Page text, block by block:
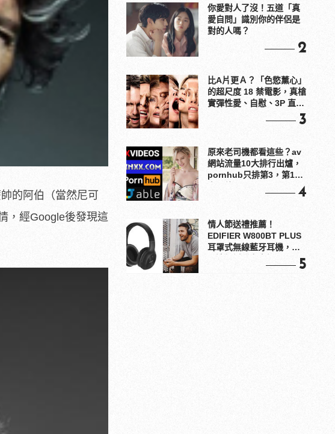
的阿伯（當然尼可
，經Google後發現這
你愛對人了沒！五道「真
愛自問」識別你的伴侶是
對的人嗎？
2
比A片更Ａ？「色慾薰心」
的超尺度 18 禁電影，真槍
實彈性愛、自慰、3P 直接
3
原來老司機都看這些？av
網站流量10大排行出爐，
pornhub只排第3，第1名
4
情人節送禮推薦！
EDIFIER W800BT PLUS
耳罩式無線藍牙耳機，在
5